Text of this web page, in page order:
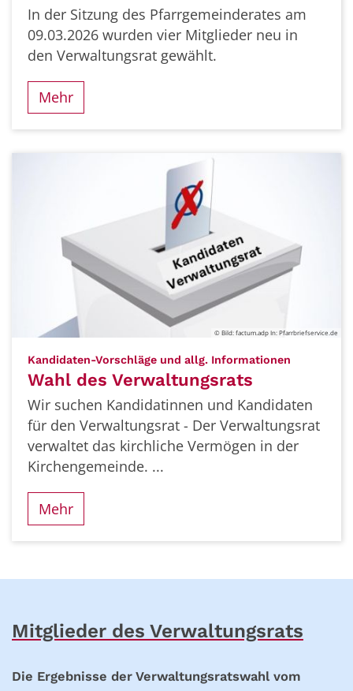
In der Sitzung des Pfarrgemeinderates am
09.03.2026 wurden vier Mitglieder neu in
den Verwaltungsrat gewählt.
Mehr
© Bild: factum.adp In: Pfarrbriefservice.de
Kandidaten-Vorschläge und allg. Informationen
Wahl des Verwaltungsrats
Wir suchen Kandidatinnen und Kandidaten
für den Verwaltungsrat - Der Verwaltungsrat
verwaltet das kirchliche Vermögen in der
Kirchengemeinde. ...
Mehr
Mitglieder des Verwaltungsrats
Die Ergebnisse der Verwaltungsratswahl vom